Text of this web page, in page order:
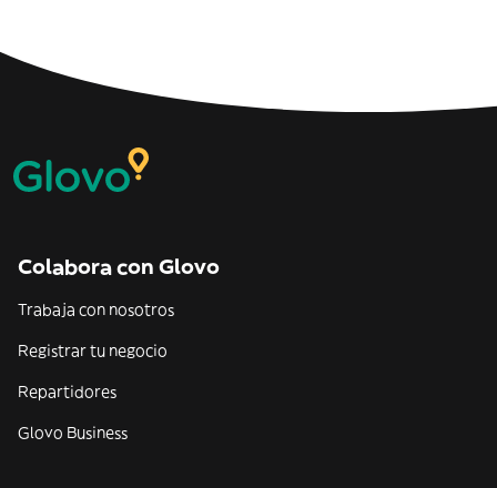
Colabora con Glovo
Trabaja con nosotros
Registrar tu negocio
Repartidores
Glovo Business